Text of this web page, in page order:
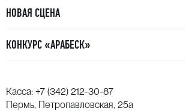
НОВАЯ СЦЕНА
КОНКУРС «АРАБЕСК»
Касса: +7 (342) 212-30-87
Пермь, Петропавловская, 25а